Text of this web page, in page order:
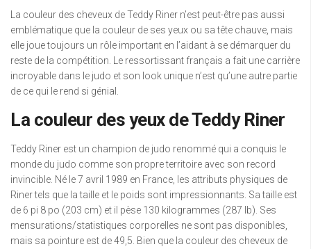
La couleur des cheveux de Teddy Riner n’est peut-être pas aussi
emblématique que la couleur de ses yeux ou sa tête chauve, mais
elle joue toujours un rôle important en l’aidant à se démarquer du
reste de la compétition. Le ressortissant français a fait une carrière
incroyable dans le judo et son look unique n’est qu’une autre partie
de ce qui le rend si génial.
La couleur des yeux de Teddy Riner
Teddy Riner est un champion de judo renommé qui a conquis le
monde du judo comme son propre territoire avec son record
invincible. Né le 7 avril 1989 en France, les attributs physiques de
Riner tels que la taille et le poids sont impressionnants. Sa taille est
de 6 pi 8 po (203 cm) et il pèse 130 kilogrammes (287 lb). Ses
mensurations/statistiques corporelles ne sont pas disponibles,
mais sa pointure est de 49,5. Bien que la couleur des cheveux de